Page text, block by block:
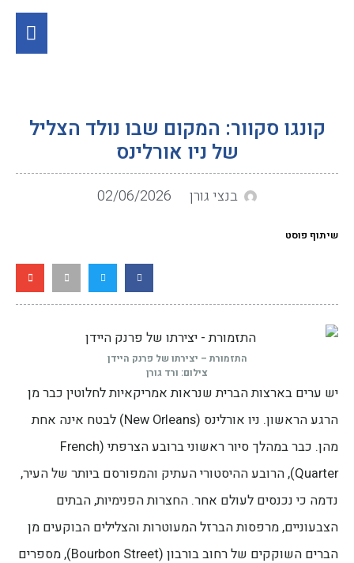
קונגו סקוור: המקום שבו נולד הצליל
של ניו אורלינס
בנצי גורן 02/06/2026
שיתוף פוסט
התזמורת – יצירתו של פרנק היידן
צילום: ורד גורן
יש ערים בארצות הברית שנראות אמריקאיות לחלוטין כבר מן
הרגע הראשון. ניו אורלינס (New Orleans) לבטח אינה אחת
מהן. כבר במהלך סיור ראשוני ברובע הצרפתי (French
Quarter), הרובע ההיסטורי העתיק והמפורסם ביותר של העיר,
נדמה כי נכנסים לעולם אחר. החצרות הפנימיות, הבתים
הצבעוניים, מרפסות הברזל המעוטרות והצלילים הבוקעים מן
הברים השוקקים של רחוב בורבון (Bourbon Street), מספרים